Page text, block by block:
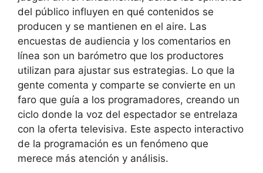
del público influyen en qué contenidos se
producen y se mantienen en el aire. Las
encuestas de audiencia y los comentarios en
línea son un barómetro que los productores
utilizan para ajustar sus estrategias. Lo que la
gente comenta y comparte se convierte en un
faro que guía a los programadores, creando un
ciclo donde la voz del espectador se entrelaza
con la oferta televisiva. Este aspecto interactivo
de la programación es un fenómeno que
merece más atención y análisis.